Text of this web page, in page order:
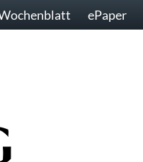
ePaper